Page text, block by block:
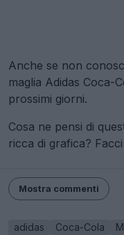
Anche se non
maglia Adidas Coca-
prossimi giorni.
Cosa ne pensi di
ricca di grafica?
Mostra commenti
adidas Coca-Cola